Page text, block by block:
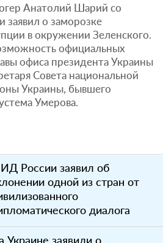
Анатолий Шарий со
заявил о заморозке
в окружении Зеленского.
официальных
офиса президента Украины
Совета национальной
Украины, бывшего
Умерова.
России заявил об
одной из стран от
диалога
Украине заявили о